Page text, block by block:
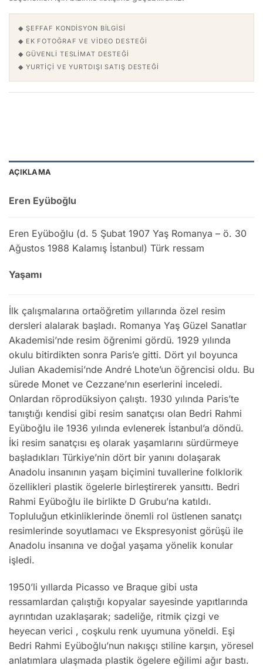
◆ ŞEFFAF KONDISYON BILGISI
◆ EK FOTOĞRAF VE VIDEO DESTEĞI
◆ GÜVENLI TESLIMAT DESTEĞI
◆ YURTIÇI VE YURTDIŞI SATIŞ DESTEĞI
AÇIKLAMA
Eren Eyüboğlu
Eren Eyüboğlu (d. 5 Şubat 1907 Yaş Romanya – ö. 30
Ağustos 1988 Kalamış İstanbul) Türk ressam
Yaşamı
İlk çalışmalarına ortaöğretim yıllarında özel resim
dersleri alalarak başladı. Romanya Yaş Güzel Sanatlar
Akademisi’nde resim öğrenimi gördü. 1929 yılında
okulu bitirdikten sonra Paris’e gitti. Dört yıl boyunca
Julian Akademisi’nde André Lhote’un öğrencisi oldu. Bu
sürede Monet ve Cezzane’nın eserlerini inceledi.
Onlardan röprodüksiyon çalıştı. 1930 yılında Paris’te
tanıştığı kendisi gibi resim sanatçısı olan Bedri Rahmi
Eyüboğlu ile 1936 yılında evlenerek İstanbul’a döndü.
İki resim sanatçısı eş olarak yaşamlarını sürdürmeye
başladıkları Türkiye’nin dört bir yanını dolaşarak
Anadolu insanının yaşam biçimini tuvallerine folklorik
özellikleri plastik ögelerle birleştirerek yansıttı. Bedri
Rahmi Eyüboğlu ile birlikte D Grubu’na katıldı.
Topluluğun etkinliklerinde önemli rol üstlenen sanatçı
resimlerinde soyutlamacı ve Ekspresyonist görüşü ile
Anadolu insanına ve doğal yaşama yönelik konular
işledi.
1950’li yıllarda Picasso ve Braque gibi usta
ressamlardan çalıştığı kopyalar sayesinde yapıtlarında
ayrıntıdan uzaklaşarak; sadeliğe, ritmik çizgi ve
heyecan verici , coşkulu renk uyumuna yöneldi. Eşi
Bedri Rahmi Eyüboğlu’nun nakışçı stiline karşın, yöresel
anlatımlara ulaşmada plastik ögelere eğilimi ağır bastı.